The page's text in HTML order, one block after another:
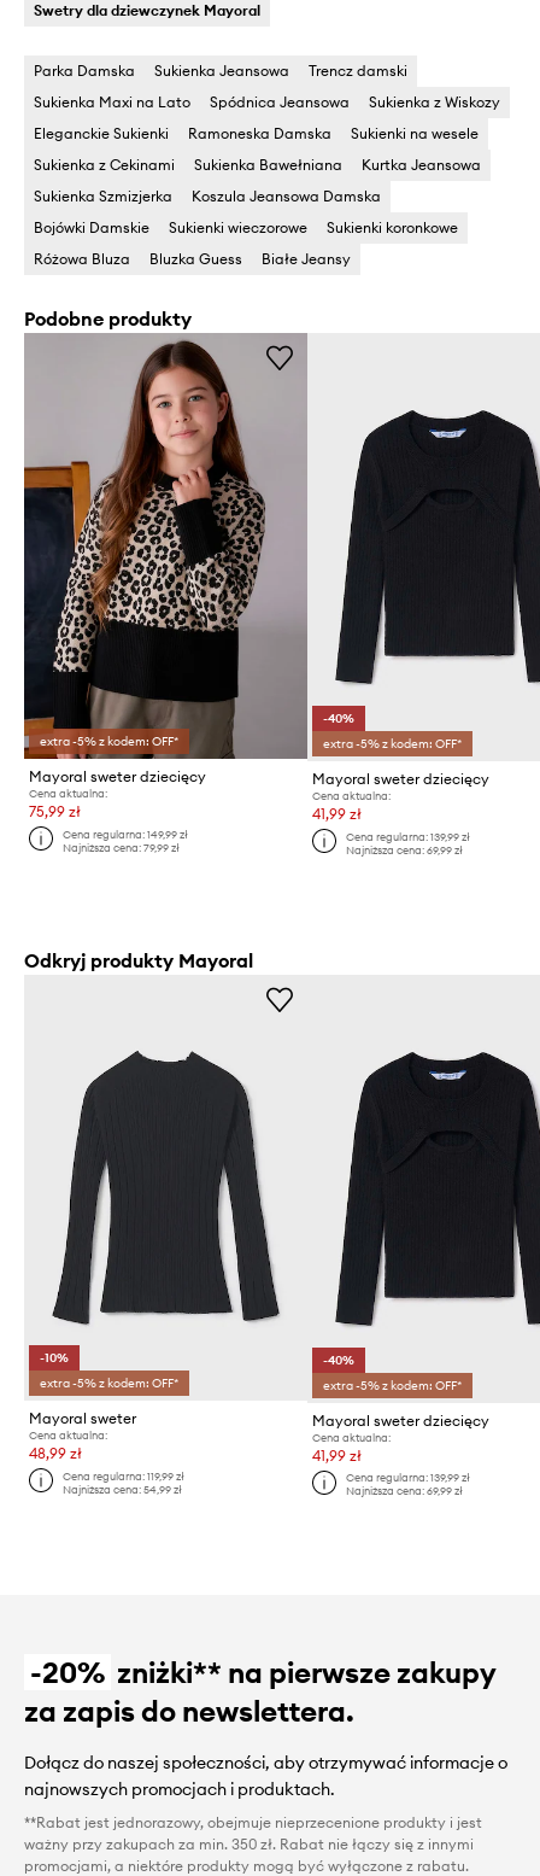
Swetry dla dziewczynek Mayoral
Parka Damska Sukienka Jeansowa
Trencz damski
Sukienka Maxi na Lato
Spódnica Jeansowa
Sukienka z Wiskozy
Eleganckie Sukienki
Ramoneska Damska
Sukienki na wesele
Sukienka z Cekinami
Sukienka Bawełniana
Kurtka Jeansowa
Sukienka Szmizjerka
Koszula Jeansowa Damska
Bojówki Damskie
Sukienki wieczorowe
Sukienki koronkowe
Różowa Bluza
Bluzka Guess Białe Jeansy
Podobne produkty
extra -5% z kodem: OFF*
Mayoral sweter dziecięcy
Cena aktualna:
75,99 zł
Cena regularna:149,99 zł
Najniższa cena:79,99 zł
-40%
extra -5% z kodem: OFF*
Mayoral sweter dziecięcy
Cena aktualna:
41,99 zł
Cena regularna: 139,99 zł
Najniższa cena: 69,99 zł
Odkryj produkty Mayoral
-10%
extra -5% z kodem: OFF*
Mayoral sweter
Cena aktualna:
48,99 zł
Cena regularna:119,99 zł
Najniższa cena:54,99 zł
-40%
extra -5% z kodem: OFF*
Mayoral sweter dziecięcy
Cena aktualna:
41,99 zł
Cena regularna: 139,99 zł
Najniższa cena: 69,99 zł
-20% zniżki** na pierwsze zakupy
za zapis do newslettera.
Dołącz do naszej społeczności, aby otrzymywać informacje o
najnowszych promocjach i produktach.
**Rabat jest jednorazowy, obejmuje nieprzecenione produkty i jest
ważny przy zakupach za min. 350 zł. Rabat nie łączy się z innymi
promocjami, a niektóre produkty mogą być wyłączone z rabatu.